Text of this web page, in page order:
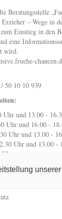
Beratungsstelle
– Wege in
Einstieg in den
eine
wird.
50 10 10 939
Uhr und 13.00 -
Uhr und 16.00 -
Uhr und 13.00 -
Uhr und 13.00 -
chancen.de